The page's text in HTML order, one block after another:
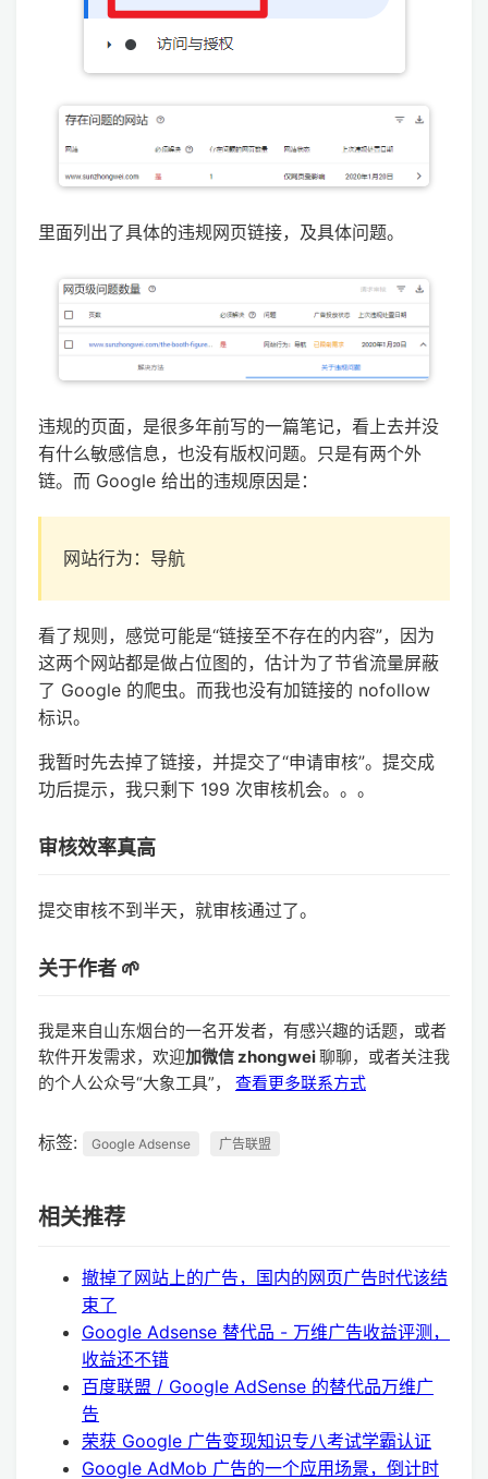
里面列出了具体的违规网页链接，及具体问题。
违规的页面，是很多年前写的一篇笔记，看上去并没
有什么敏感信息，也没有版权问题。只是有两个外
链。而 Google 给出的违规原因是：
网站行为：导航
看了规则，感觉可能是“链接至不存在的内容”，因为
这两个网站都是做占位图的，估计为了节省流量屏蔽
了 Google 的爬虫。而我也没有加链接的 nofollow
标识。
我暂时先去掉了链接，并提交了“申请审核”。提交成
功后提示，我只剩下 199 次审核机会。。。
审核效率真高
提交审核不到半天，就审核通过了。
关于作者 🌱
我是来自山东烟台的一名开发者，有感兴趣的话题，或者
软件开发需求，欢迎加微信 zhongwei聊聊，或者关注我
的个人公众号“大象工具”， 查看更多联系方式
标签: Google Adsense 广告联盟
相关推荐
撤掉了网站上的广告，国内的网页广告时代该结
束了
Google Adsense 替代品 - 万维广告收益评测，
收益还不错
百度联盟 / Google AdSense 的替代品万维广
告
荣获 Google 广告变现知识专八考试学霸认证
Google AdMob 广告的一个应用场景，倒计时